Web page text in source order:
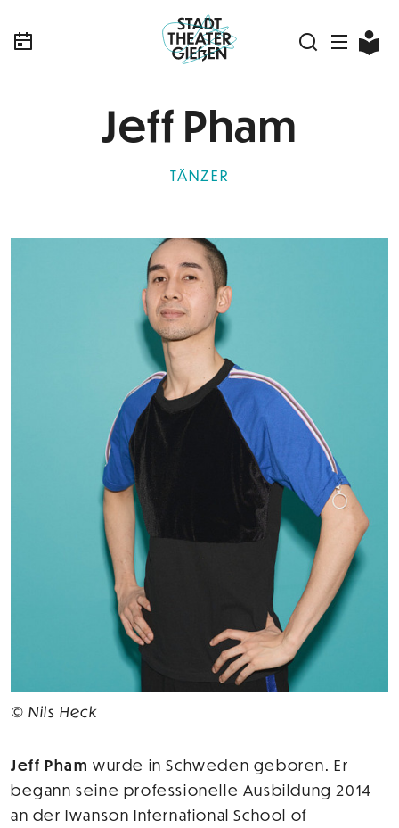
Jeff Pham
TÄNZER
© Nils Heck
Jeff Pham wurde in Schweden geboren. Er
begann seine professionelle Ausbildung 2014
an der Iwanson International School of